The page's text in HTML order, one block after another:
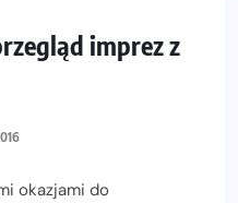
imprez z
okazjami do